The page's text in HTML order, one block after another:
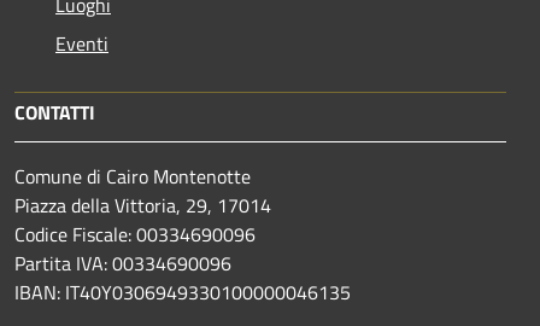
Eventi
CONTATTI
Comune di Cairo Montenotte
Piazza della Vittoria, 29, 17014
Codice Fiscale: 00334690096
Partita IVA: 00334690096
IBAN: IT40Y0306949330100000046135